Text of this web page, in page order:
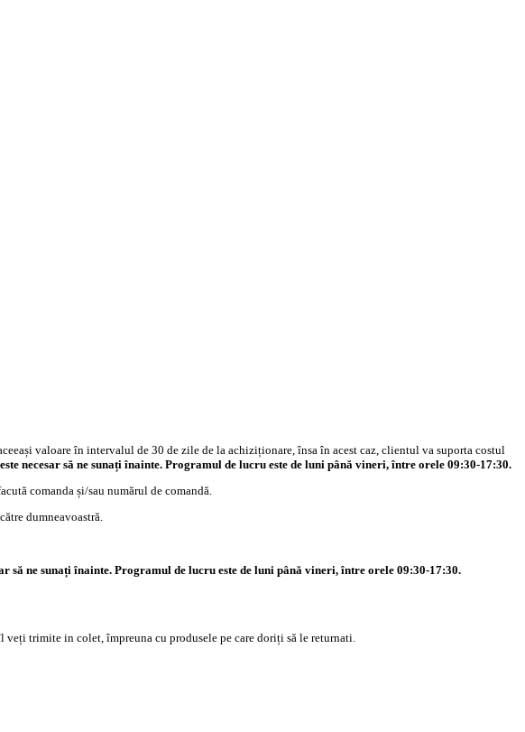
valoare în intervalul de 30 de zile de la achiziționare, însa în acest caz, clientul va suporta costul
necesar să ne sunați înainte. Programul de lucru este de luni până vineri, între orele 09:30-17:30.
comanda și/sau numărul de comandă.
dumneavoastră.
să ne sunați înainte. Programul de lucru este de luni până vineri, între orele 09:30-17:30.
trimite in colet, împreuna cu produsele pe care doriți să le returnati.